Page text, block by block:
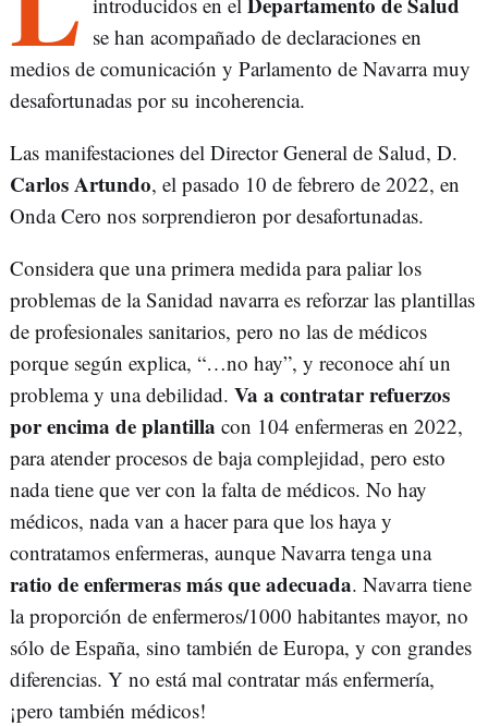
se han acompañado de declaraciones en
medios de comunicación y Parlamento de Navarra muy
desafortunadas por su incoherencia.
Las manifestaciones del Director General de Salud, D.
Carlos Artundo, el pasado 10 de febrero de 2022, en
Onda Cero nos sorprendieron por desafortunadas.
Considera que una primera medida para paliar los
problemas de la Sanidad navarra es reforzar las plantillas
de profesionales sanitarios, pero no las de médicos
porque según explica, “…no hay”, y reconoce ahí un
problema y una debilidad. Va a contratar refuerzos
por encima de plantilla con 104 enfermeras en 2022,
para atender procesos de baja complejidad, pero esto
nada tiene que ver con la falta de médicos. No hay
médicos, nada van a hacer para que los haya y
contratamos enfermeras, aunque Navarra tenga una
ratio de enfermeras más que adecuada. Navarra tiene
la proporción de enfermeros/1000 habitantes mayor, no
sólo de España, sino también de Europa, y con grandes
diferencias. Y no está mal contratar más enfermería,
¡pero también médicos!